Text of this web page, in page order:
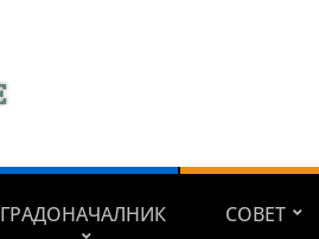
ГРАДОНАЧАЛНИК СОВЕТ